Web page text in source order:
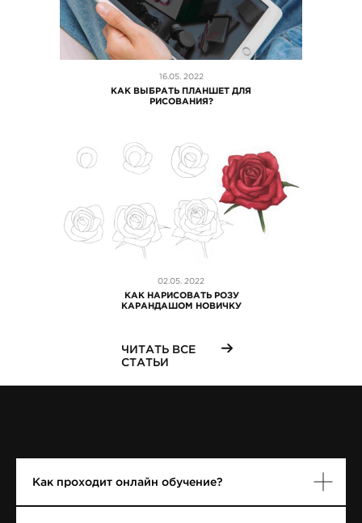
Креативный
менеджер
ЕЛЕНА ДРАГОМИРОВА
Акварель и интерьерный
скетчинг
САША ГОГА →
ЕЛЕНА ДРАГОМИРОВА
Акварель и интерьерный
САША ГОГА →
Fashion illustrator
СТАНИСЛАВ СЕНЧУК
ЧИТАТЬ ВСЕ
СТАТЬИ
16.05. 2022
КАК ВЫБРАТЬ ПЛАНШЕТ ДЛЯ
РИСОВАНИЯ?
02.05. 2022
КАК НАРИСОВАТЬ РОЗУ
КАРАНДАШОМ НОВИЧКУ
Как проходит онлайн обучение?